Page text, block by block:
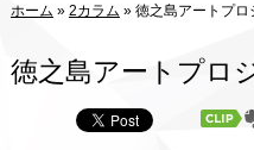
ホーム » 2カラム » 徳之島アートプロ
徳之島アートプロ